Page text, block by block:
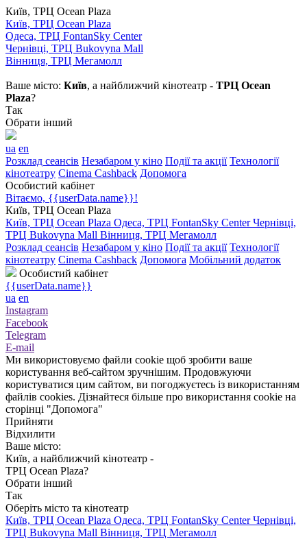
Київ, ТРЦ Ocean Plaza
Київ, ТРЦ Ocean Plaza
Одеса, ТРЦ FontanSky Center
Чернівці, ТРЦ Bukovyna Mall
Вінниця, ТРЦ Мегамолл
Ваше місто: Київ, а найближчий кінотеатр - ТРЦ Ocean
Plaza?
Так
Обрати інший
ua en
Розклад сеансів Незабаром у кіно Події та акції Технології
кінотеатру Cinema Cashback Допомога
Особистий кабінет
Вітаємо, {{userData.name}}!
Київ, ТРЦ Ocean Plaza
Київ, ТРЦ Ocean Plaza Одеса, ТРЦ FontanSky CenterЧернівці,
ТРЦ Bukovyna Mall Вінниця, ТРЦ Мегамолл
Розклад сеансів Незабаром у кіно Події та акції Технології
кінотеатру Cinema Cashback Допомога Мобільний додаток
Особистий кабінет
{{userData.name}}
ua en
Instagram
Facebook
Telegram
E-mail
Ми використовуємо файли cookie щоб зробити ваше
користування веб-сайтом зручнішим. Продовжуючи
користуватися цим сайтом, ви погоджуєтесь із використанням
файлів cookies. Дізнайтеся більше про використання cookie на
сторінці "Допомога"
Прийняти
Відхилити
Ваше місто:
Київ, а найближчий кінотеатр -
ТРЦ Ocean Plaza?
Обрати інший
Так
Оберіть місто та кінотеатр
Київ, ТРЦ Ocean Plaza Одеса, ТРЦ FontanSky CenterЧернівці,
ТРЦ Bukovyna Mall Вінниця, ТРЦ Мегамолл